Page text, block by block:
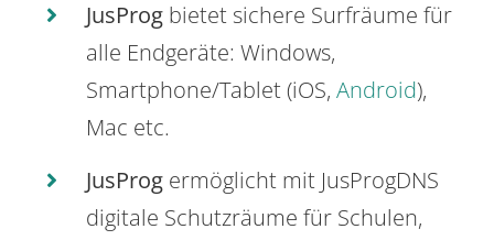
JusProg bietet sichere Surfräume für
alle Endgeräte: Windows,
Smartphone/Tablet (iOS, Android),
Mac etc.
JusProg ermöglicht mit JusProgDNS
digitale Schutzräume für Schulen,